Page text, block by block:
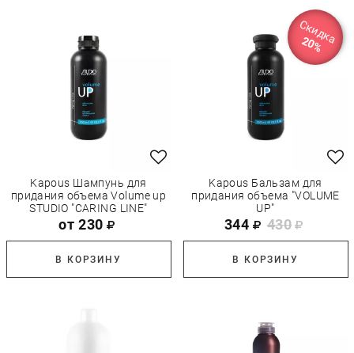
Kapous Шампунь для
придания объема Volume up
STUDIO "CARING LINE"
от 230
В КОРЗИНУ
Скидка
20%
Kapous Бальзам для
придания объема "VOLUME
UP"
344 430
В КОРЗИНУ